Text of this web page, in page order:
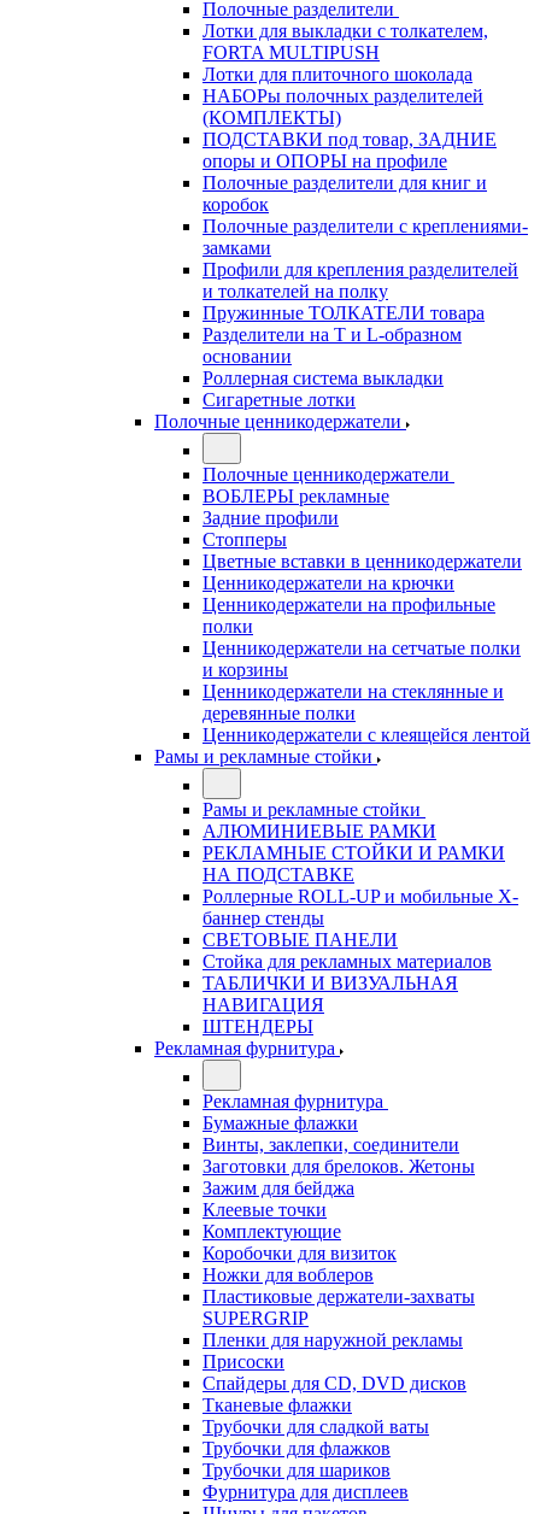
Полочные разделители
Лотки для выкладки с толкателем,
FORTA MULTIPUSH
Лотки для плиточного шоколада
НАБОРы полочных разделителей
(КОМПЛЕКТЫ)
ПОДСТАВКИ под товар, ЗАДНИЕ
опоры и ОПОРЫ на профиле
Полочные разделители для книг и
коробок
Полочные разделители с креплениями-
замками
Профили для крепления разделителей
и толкателей на полку
Пружинные ТОЛКАТЕЛИ товара
Разделители на Т и L-образном
основании
Роллерная система выкладки
Сигаретные лотки
Полочные ценникодержатели
Полочные ценникодержатели
ВОБЛЕРЫ рекламные
Задние профили
Стопперы
Цветные вставки в ценникодержатели
Ценникодержатели на крючки
Ценникодержатели на профильные
полки
Ценникодержатели на сетчатые полки
и корзины
Ценникодержатели на стеклянные и
деревянные полки
Ценникодержатели с клеящейся лентой
Рамы и рекламные стойки
Рамы и рекламные стойки
АЛЮМИНИЕВЫЕ РАМКИ
РЕКЛАМНЫЕ СТОЙКИ И РАМКИ
НА ПОДСТАВКЕ
Роллерные ROLL-UP и мобильные X-
баннер стенды
СВЕТОВЫЕ ПАНЕЛИ
Стойка для рекламных материалов
ТАБЛИЧКИ И ВИЗУАЛЬНАЯ
НАВИГАЦИЯ
ШТЕНДЕРЫ
Рекламная фурнитура
Рекламная фурнитура
Бумажные флажки
Винты, заклепки, соединители
Заготовки для брелоков. Жетоны
Зажим для бейджа
Клеевые точки
Комплектующие
Коробочки для визиток
Ножки для воблеров
Пластиковые держатели-захваты
SUPERGRIP
Пленки для наружной рекламы
Присоски
Спайдеры для CD, DVD дисков
Тканевые флажки
Трубочки для сладкой ваты
Трубочки для флажков
Трубочки для шариков
Фурнитура для дисплеев